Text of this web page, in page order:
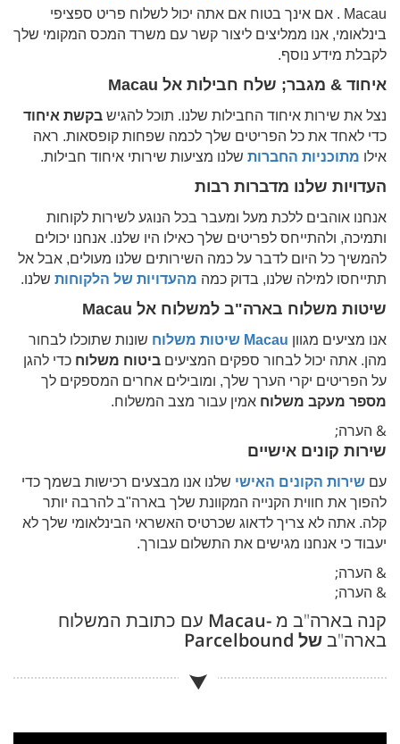
Macau . אם אינך בטוח אם אתה יכול לשלוח פריט ספציפי
בינלאומי, אנו ממליצים ליצור קשר עם משרד המכס המקומי שלך
לקבלת מידע נוסף.
איחוד & מגבר; שלח חבילות אל Macau
נצל את שירות איחוד החבילות שלנו. תוכל להגיש בקשת איחוד
כדי לאחד את כל הפריטים שלך לכמה שפחות קופסאות. ראה
אילו מתוכניות החברות שלנו מציעות שירותי איחוד חבילות.
העדויות שלנו מדברות רבות
אנחנו אוהבים ללכת מעל ומעבר בכל הנוגע לשירות לקוחות
ותמיכה, ולהתייחס לפריטים שלך כאילו היו שלנו. אנחנו יכולים
להמשיך כל היום לדבר על כמה השירותים שלנו מעולים, אבל אל
תתייחסו למילה שלנו, בדוק כמה מהעדויות של הלקוחות שלנו.
שיטות משלוח בארה"ב למשלוח אל Macau
אנו מציעים מגוון Macau שיטות משלוח שונות שתוכלו לבחור
מהן. אתה יכול לבחור ספקים המציעים ביטוח משלוח כדי להגן
על הפריטים יקרי הערך שלך, ומובילים אחרים המספקים לך
מספר מעקב משלוח אמין עבור מצב המשלוח.
& הערה;
שירות קונים אישיים
עם שירות הקונים האישי שלנו אנו מבצעים רכישות בשמך כדי
להפוך את חווית הקנייה המקוונת שלך בארה"ב להרבה יותר
קלה. אתה לא צריך לדאוג שכרטיס האשראי הבינלאומי שלך לא
יעבוד כי אנחנו מגישים את התשלום עבורך.
& הערה;
& הערה;
קנה בארה"ב מ-Macau
עם כתובת המשלוח
בארה"בשל Parcelbound